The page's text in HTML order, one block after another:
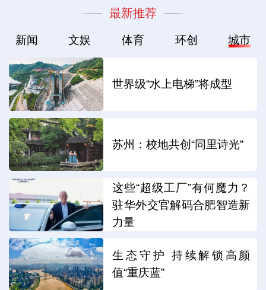
最新推荐
新闻 文娱 体育 环创 城市
世界级“水上电梯”将成型
苏州：校地共创“同里诗光”
这些“超级工厂”有何魔力？
驻华外交官解码合肥智造新
力量
生态守护 持续解锁高颜
值“重庆蓝”